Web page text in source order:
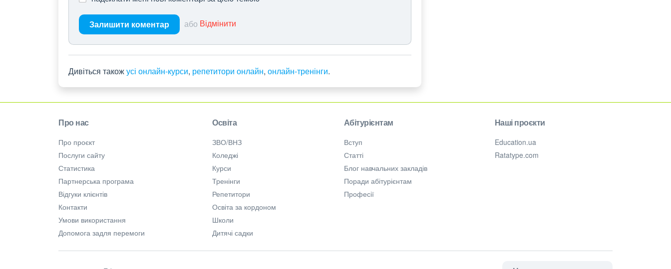
Залишити коментар або Відмінити
Дивіться такожусі онлайн-курси, репетитори онлайн, онлайн-тренінги.
Про нас
Про проєкт
Послуги сайту
Статистика
Партнерська програма
Відгуки клієнтів
Контакти
Умови використання
Допомога задля перемоги
Освіта
ЗВО/ВНЗ
Коледжі
Курси
Тренінги
Репетитори
Освіта за кордоном
Школи
Дитячі садки
Абітурієнтам
Вступ
Статті
Блог навчальних закладів
Поради абітурієнтам
Професії
Наші проєкти
Education.ua
Ratatype.com